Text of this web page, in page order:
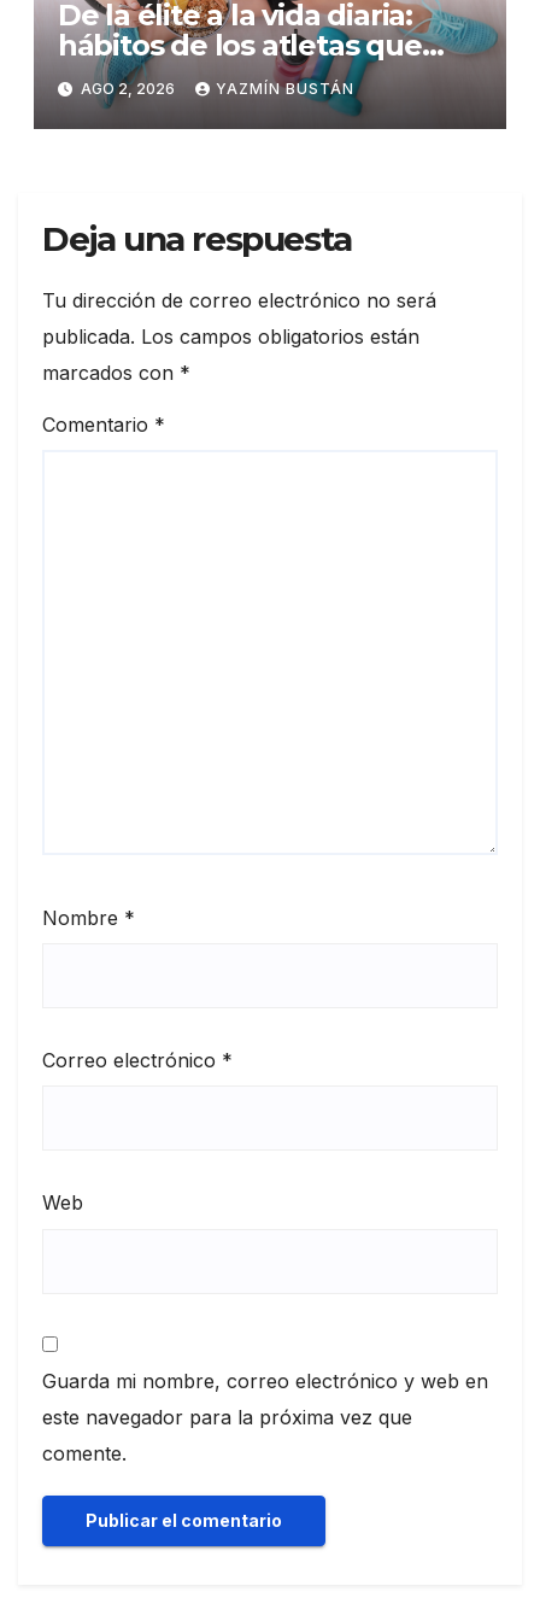
De la élite a la vida diaria:
hábitos de los atletas que
puedes adoptar para mejorar
tu rendimiento físico
AGO 2, 2026 YAZMÍN BUSTÁN
Deja una respuesta
Tu dirección de correo electrónico no será
publicada. Los campos obligatorios están
marcados con *
Comentario *
Nombre *
Correo electrónico *
Web
Guarda mi nombre, correo electrónico y web en
este navegador para la próxima vez que
comente.